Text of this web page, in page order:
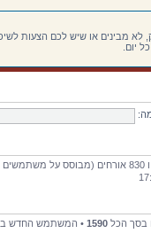
לא מבינים או שיש לכם הצעות
יום.
בסך הכל 1590 • המשתמש החדש